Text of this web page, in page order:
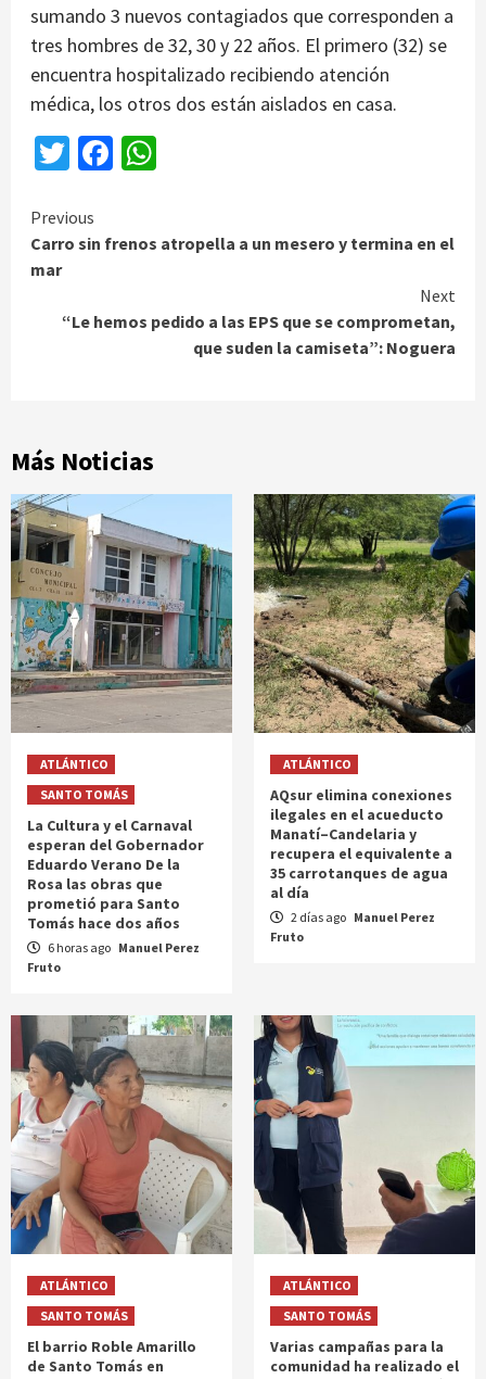
sumando 3 nuevos contagiados que corresponden a
tres hombres de 32, 30 y 22 años. El primero (32) se
encuentra hospitalizado recibiendo atención
médica, los otros dos están aislados en casa.
TwitterFacebook
Continue
Reading
Previous
Carro sin frenos atropella a un mesero y termina en el
mar
Next
“Le hemos pedido a las EPS que se comprometan,
que suden la camiseta”: Noguera
Más Noticias
ATLÁNTICO
SANTO TOMÁS
La Cultura y el Carnaval
esperan del Gobernador
Eduardo Verano De la
Rosa las obras que
prometió para Santo
Tomás hace dos años
6 horas ago Manuel Perez
Fruto
ATLÁNTICO
AQsur elimina conexiones
ilegales en el acueducto
Manatí–Candelaria y
recupera el equivalente a
35 carrotanques de agua
al día
2 días ago Manuel Perez
Fruto
ATLÁNTICO
SANTO TOMÁS
El barrio Roble Amarillo
de Santo Tomás en
ATLÁNTICO
SANTO TOMÁS
Varias campañas para la
comunidad ha realizado el